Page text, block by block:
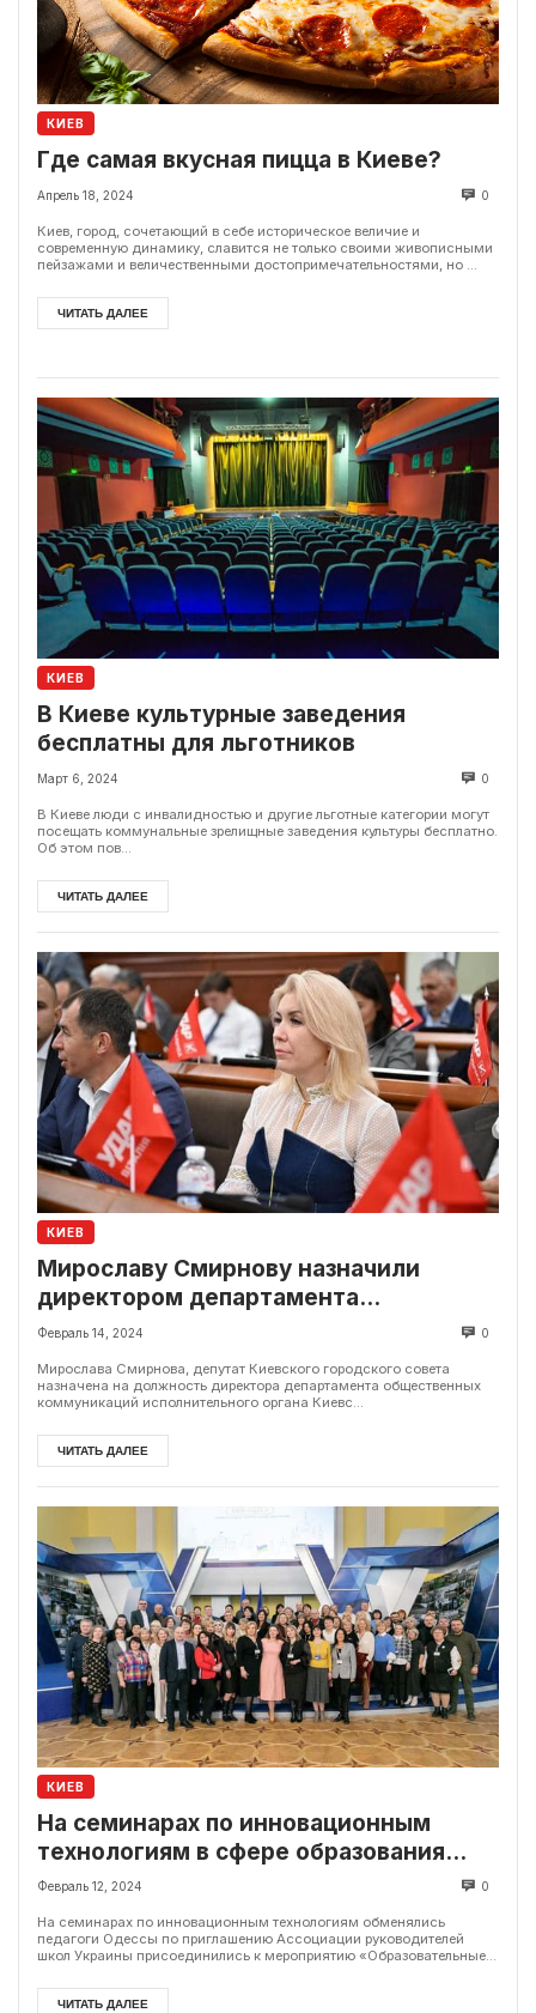
КИЕВ
Где самая вкусная пицца в Киеве?
Апрель 18, 2024 0
Киев, город, сочетающий в себе историческое величие и
современную динамику, славится не только своими живописными
пейзажами и величественными достопримечательностями, но ...
ЧИТАТЬ ДАЛЕЕ
КИЕВ
В Киеве культурные заведения
бесплатны для льготников
Март 6, 2024 0
В Киеве люди с инвалидностью и другие льготные категории могут
посещать коммунальные зрелищные заведения культуры бесплатно.
Об этом пов...
ЧИТАТЬ ДАЛЕЕ
КИЕВ
Мирославу Смирнову назначили
директором департамента
общественных коммуникаций
Февраль 14, 2024 0
Мирослава Смирнова, депутат Киевского городского совета
назначена на должность директора департамента общественных
коммуникаций исполнительного органа Киевс...
ЧИТАТЬ ДАЛЕЕ
КИЕВ
На семинарах по инновационным
технологиям в сфере образования
обменялись опытом Киев и Одесса
Февраль 12, 2024 0
На семинарах по инновационным технологиям обменялись
педагоги Одессы по приглашению Ассоциации руководителей
школ Украины присоединились к мероприятию «Образовательные...
ЧИТАТЬ ДАЛЕЕ